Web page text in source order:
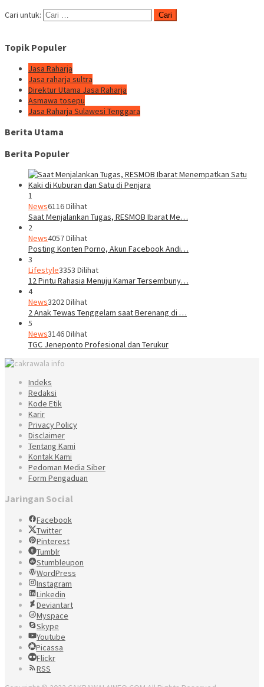
Cari untuk:
Topik Populer
Jasa Raharja
Jasa raharja sultra
Direktur Utama Jasa Raharja
Asmawa tosepu
Jasa Raharja Sulawesi Tenggara
Berita Utama
Berita Populer
1
News6116 Dilihat
Saat Menjalankan Tugas, RESMOB Ibarat Me…
2
News4057 Dilihat
Posting Konten Porno, Akun Facebook Andi…
3
Lifestyle3353 Dilihat
12 Pintu Rahasia Menuju Kamar Tersembuny…
4
News3202 Dilihat
2 Anak Tewas Tenggelam saat Berenang di …
5
News3146 Dilihat
TGC Jeneponto Profesional dan Terukur
Indeks
Redaksi
Kode Etik
Karir
Privacy Policy
Disclaimer
Tentang Kami
Kontak Kami
Pedoman Media Siber
Form Pengaduan
Jaringan Social
Facebook
Twitter
Pinterest
Tumblr
Stumbleupon
WordPress
Instagram
Linkedin
Deviantart
Myspace
Skype
Youtube
Picassa
Flickr
RSS